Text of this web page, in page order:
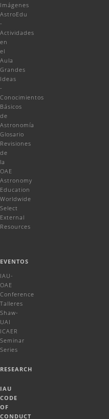
Imágenes
AstroEdu
-
Actividades
en
el
Aula
Grandes
Ideas
-
Conocimientos
Básicos
de
Astronomía
Glosario
Revisiones
de
la
OAE
Astronomy
Education
Worldwide
Select
External
Resources
EVENTOS
IAU-
OAE
Conference
Talleres
Shaw-
UAI
ICAER
Seminar
Series
RESEARCH
IAU
CODE
OF
CONDUCT